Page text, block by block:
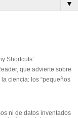
▼
Shortcuts’
, que advierte sobre
la ciencia: los “pequeños
ni de datos inventados